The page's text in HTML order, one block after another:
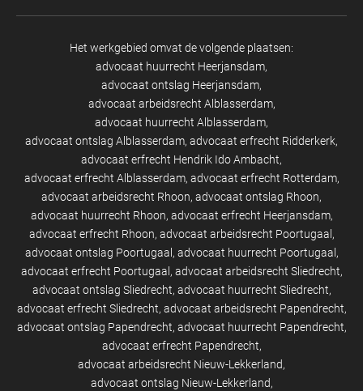
Het werkgebied omvat de volgende plaatsen:
advocaat huurrecht Heerjansdam
advocaat ontslag Heerjansdam
advocaat arbeidsrecht Alblasserdam
advocaat huurrecht Alblasserdam
advocaat ontslag Alblasserdam advocaat erfrecht Ridderkerk
advocaat erfrecht Hendrik Ido Ambacht
advocaat erfrecht Alblasserdam advocaat erfrecht Rotterdam
advocaat arbeidsrecht Rhoon advocaat ontslag Rhoon
advocaat huurrecht Rhoon advocaat erfrecht Heerjansdam
advocaat erfrecht Rhoon advocaat arbeidsrecht Poortugaal
advocaat ontslag Poortugaal
advocaat huurrecht Poortugaal
advocaat erfrecht Poortugaal
advocaat arbeidsrecht Sliedrecht
advocaat ontslag Sliedrecht advocaat huurrecht Sliedrecht
advocaat erfrecht Sliedrecht advocaat arbeidsrecht Papendrecht
advocaat ontslag Papendrecht advocaat huurrecht Papendrecht
advocaat erfrecht Papendrecht
advocaat arbeidsrecht Nieuw-Lekkerland
advocaat ontslag Nieuw-Lekkerland